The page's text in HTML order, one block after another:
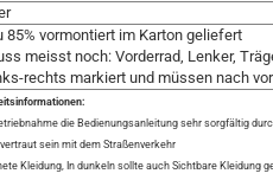
85% vormontiert im Karton geliefert
meisst noch: Vorderrad, Lenker,
rechts markiert und müssen nach
die Bedienungsanleitung sehr sorgfältig
sein mit dem Straßenverkehr
Kleidung, In dunkeln sollte auch Sichtbare Kleidung